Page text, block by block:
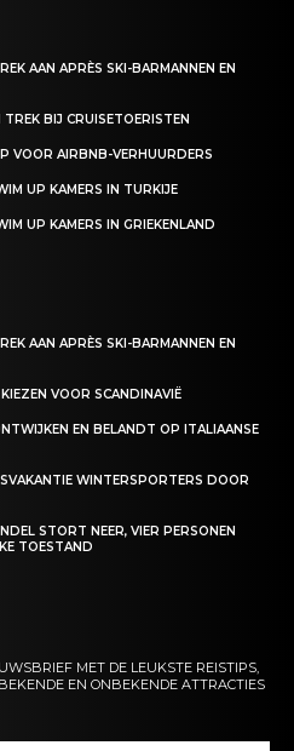
AAN APRÈS SKI-BARMANNEN EN
BIJ CRUISETOERISTEN
VOOR AIRBNB-VERHUURDERS
UP KAMERS IN TURKIJE
UP KAMERS IN GRIEKENLAND
AAN APRÈS SKI-BARMANNEN EN
VOOR SCANDINAVIË
EN BELANDT OP ITALIAANSE
WINTERSPORTERS DOOR
STORT NEER, VIER PERSONEN
TOESTAND
MET DE LEUKSTE REISTIPS,
EN ONBEKENDE ATTRACTIES